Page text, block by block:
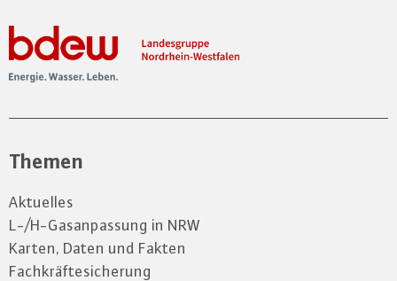
Themen
Aktuelles
L-/H-Gasanpassung in NRW
Karten, Daten und Fakten
Fachkräftesicherung